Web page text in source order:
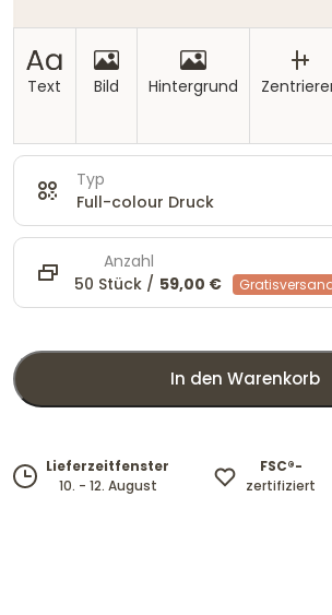
Typ
Full-colour Druck
Anzahl
50 Stück / 59,00 €
In den Warenkorb
Text Bild Hintergrund
Lieferzeitfenster
10. - 12. August
FSC®-
zertifiziert